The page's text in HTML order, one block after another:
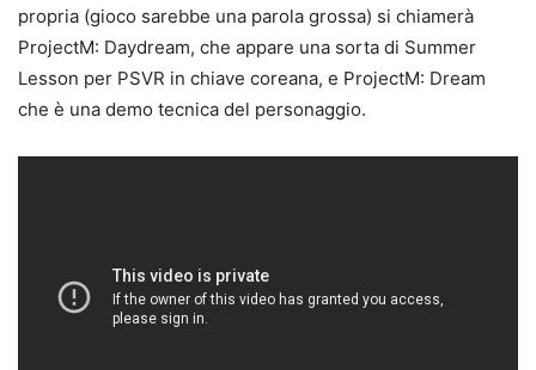
propria (gioco sarebbe una parola grossa) si chiamerà
ProjectM: Daydream, che appare una sorta di Summer
Lesson per PSVR in chiave coreana, e ProjectM: Dream
che è una demo tecnica del personaggio.